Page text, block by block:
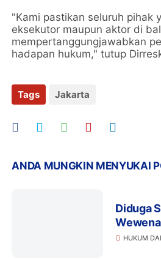
"Kami pastikan seluruh pihak
eksekutor maupun aktor di
mempertanggungjawabkan
hadapan hukum," tutup
Tags Jakarta
ANDA MUNGKIN MENYUKAI
Diduga
Polres
HUKUM